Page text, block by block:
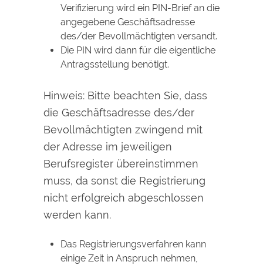
Verifizierung wird ein PIN-Brief an die
angegebene Geschäftsadresse
des/der Bevollmächtigten versandt.
Die PIN wird dann für die eigentliche
Antragsstellung benötigt.
Hinweis: Bitte beachten Sie, dass
die Geschäftsadresse des/der
Bevollmächtigten zwingend mit
der Adresse im jeweiligen
Berufsregister übereinstimmen
muss, da sonst die Registrierung
nicht erfolgreich abgeschlossen
werden kann.
Das Registrierungsverfahren kann
einige Zeit in Anspruch nehmen,